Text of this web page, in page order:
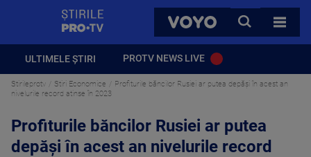
VOYO
CAUTA
TOATE
ULTIMELE ȘTIRI PROTV NEWS LIVE
Stirileprotv Stiri Economice
Profiturile băncilor Rusiei ar putea depăşi în acest an
nivelurile record atinse în 2023
Profiturile băncilor Rusiei ar putea
depăşi în acest an nivelurile record